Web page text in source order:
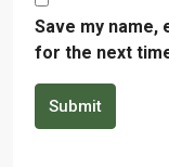
Save my name,
for the next
Submit